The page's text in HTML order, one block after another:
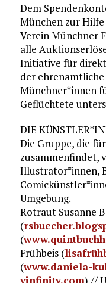
Dem
München zur
Verein Münchner
alle
Initiative für
der
Münchner*innen
Geflüchtete
DIE
Die Gruppe, die
zusammenfindet,
Illustrator*innen,
Umgebung.
Rotraut Susanne
(
(
Frühbeis (
(www.daniela-
yinfinity.com) //